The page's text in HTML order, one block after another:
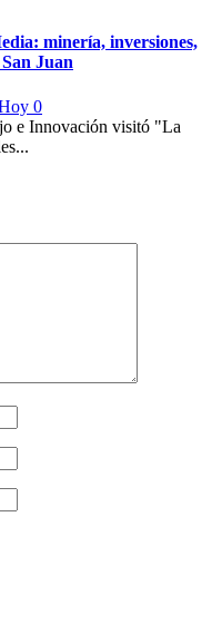
minería, inversiones,
Juan
0
e Innovación visitó "La